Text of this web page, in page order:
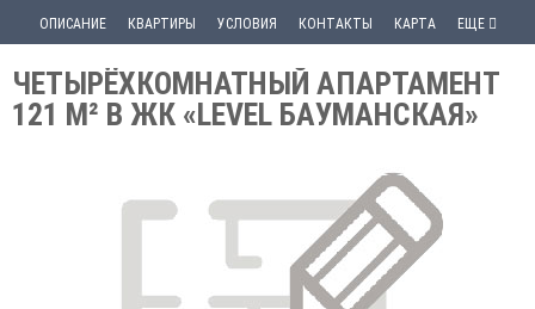
ОПИСАНИЕ КВАРТИРЫ УСЛОВИЯ КОНТАКТЫ КАРТА ЕЩЕ
ЧЕТЫРЁХКОМНАТНЫЙ АПАРТАМЕНТ
121 М² В ЖК «LEVEL БАУМАНСКАЯ»